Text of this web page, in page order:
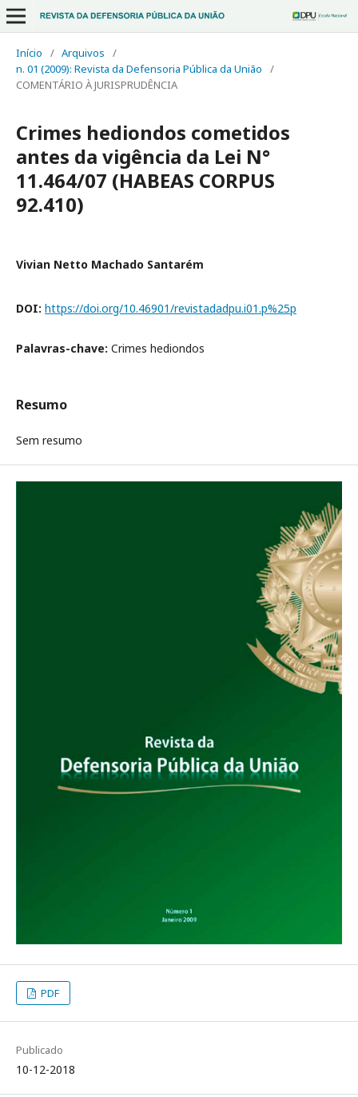
Início / Arquivos
/
n. 01 (2009): Revista da Defensoria Pública da União
/
COMENTÁRIO À JURISPRUDÊNCIA
Crimes hediondos cometidos
antes da vigência da Lei N°
11.464/07 (HABEAS CORPUS
92.410)
Vivian Netto Machado Santarém
DOI: https://doi.org/10.46901/revistadadpu.i01.p%25p
Palavras-chave: Crimes hediondos
Resumo
Sem resumo
PDF
Publicado
10-12-2018